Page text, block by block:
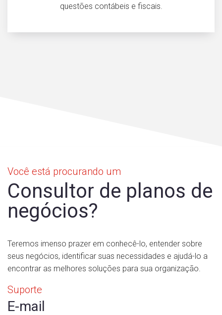
questões contábeis e fiscais.
Você está procurando um
Consultor de planos de
negócios?
Teremos imenso prazer em conhecê-lo, entender sobre
seus negócios, identificar suas necessidades e ajudá-lo a
encontrar as melhores soluções para sua organização.
Suporte
E-mail